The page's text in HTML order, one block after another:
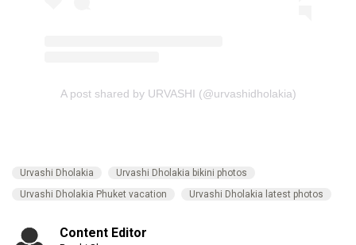
A post shared by URVASHI (@urvashidholakia)
Urvashi Dholakia
Urvashi Dholakia bikini photos
Urvashi Dholakia Phuket vacation
Urvashi Dholakia latest photos
Content Editor